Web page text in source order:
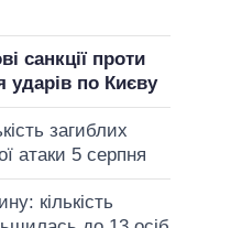
санкції проти
ударів по Києву
загиблих
атаки 5 серпня
кількість